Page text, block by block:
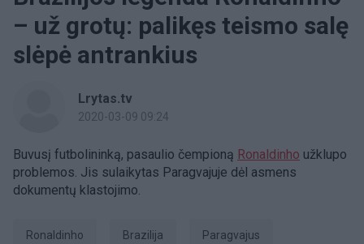
– už grotų: palikęs teismo salę
slėpė antrankius
Lrytas.tv
2020-03-09 09:24
Buvusį futbolininką, pasaulio čempioną Ronaldinho užklupo
problemos. Jis sulaikytas Paragvajuje dėl asmens
dokumentų klastojimo.
Ronaldinho Brazilija Paragvajus